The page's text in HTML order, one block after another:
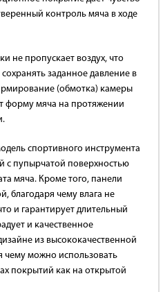
контроль мяча в ходе
не пропускает воздух, что
заданное давление в
(обмотка) камеры
форму мяча на протяжении
спортивного инструмента
с пупырчатой поверхностью
мяча. Кроме того, панели
благодаря чему влага не
и гарантирует длительный
и качественное
из высококачественной
чему можно использовать
покрытий как на открытой